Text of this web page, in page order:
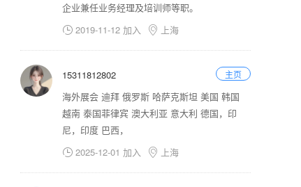
企业兼任业务经理及培训师等职。
 2019-11-12 加入  上海
主页
15311812802
海外展会 迪拜 俄罗斯 哈萨克斯坦 美国 韩国
越南 泰国菲律宾 澳大利亚 意大利 德国，印
尼，印度 巴西，
 2025-12-01 加入  上海